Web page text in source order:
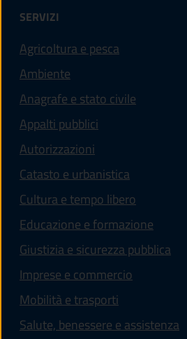
SERVIZI
Agricoltura e pesca
Ambiente
Anagrafe e stato civile
Appalti pubblici
Autorizzazioni
Catasto e urbanistica
Cultura e tempo libero
Educazione e formazione
Giustizia e sicurezza pubblica
Imprese e commercio
Mobilità e trasporti
Salute, benessere e assistenza